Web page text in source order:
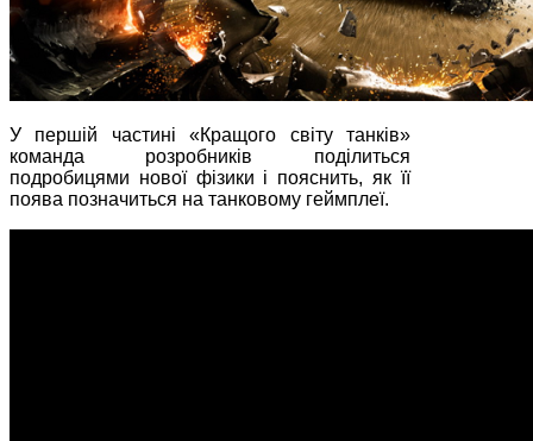
У першій частині «Кращого світу танків»
команда розробників поділиться
подробицями нової фізики і пояснить, як її
поява позначиться на танковому геймплеї.